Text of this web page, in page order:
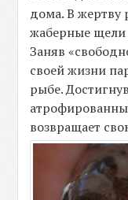
дома. В жертву
жаберные щели
Заняв
своей жизни
рыбе.
возвращает